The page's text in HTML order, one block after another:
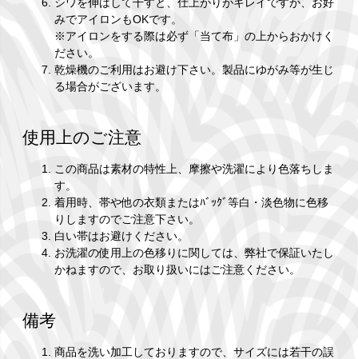
シワを伸ばして干すと、仕上がりがキレイですが、お好
みでアイロンもOKです。
※アイロンをする際は必ず「当て布」の上からおかけく
ださい。
乾燥機のご利用はお避け下さい。製品にゆがみ等が生じ
る場合がございます。
使用上のご注意
この商品は素材の特性上、摩擦や洗濯により色落ちしま
す。
着用時、帯や他の衣類またはﾊﾞｯｸﾞ等白・淡色物に色移
りしますのでご注意下さい。
白い帯はお避けください。
お洗濯の使用上の色移りに関しては、弊社で保証いたし
かねますので、お取り扱いにはご注意ください。
備考
商品を洗い加工しておりますので、サイズには若干の誤